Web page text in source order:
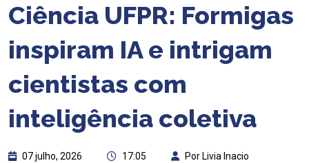
Ciência UFPR: Formigas
inspiram IA e intrigam
cientistas com
inteligência coletiva
07 julho, 2026 17:05
Por Livia Inacio